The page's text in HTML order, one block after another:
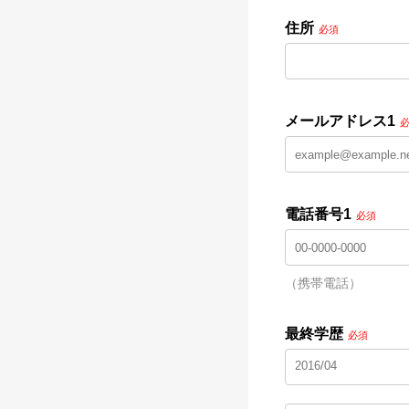
住所 必須
メールアドレス1
電話番号1 必須
（携帯電話）
最終学歴 必須